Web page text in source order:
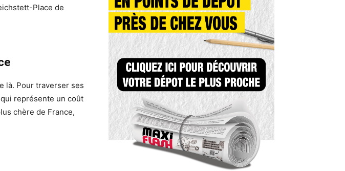
Place de
là. Pour traverser ses
représente un coût
chère de France,